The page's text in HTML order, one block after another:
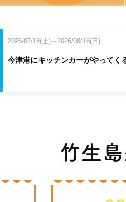
2026/07/18(土)～2026/08/16(日)
今津港にキッチンカーがやってく
竹生島